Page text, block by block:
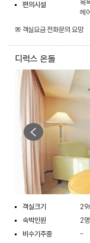
편의시설
목
헤
※ 객실요금 전화문의 요망
디럭스 온돌
객실크기
숙박인원
2
비수기주중
-